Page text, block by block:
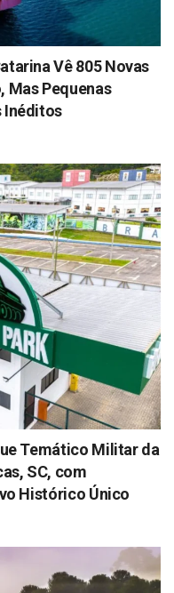
Vê 805 Novas
Mas Pequenas
Inéditos
Temático Militar da
SC, com
Histórico Único